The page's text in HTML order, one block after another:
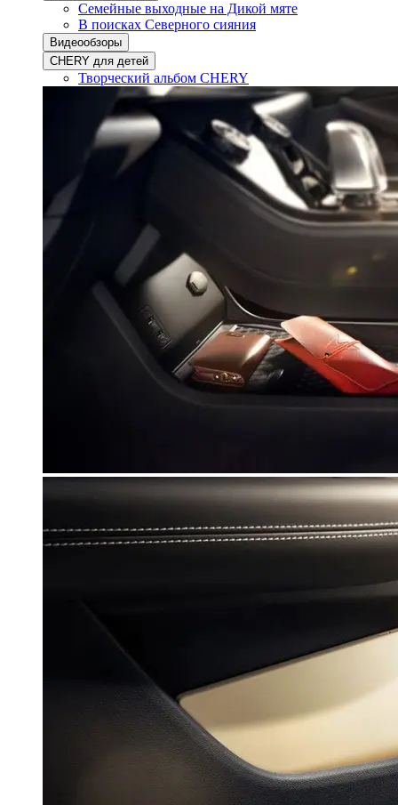
Семейные выходные на Дикой мяте
В поисках Северного сияния
Видеообзоры
CHERY для детей
Творческий альбом CHERY